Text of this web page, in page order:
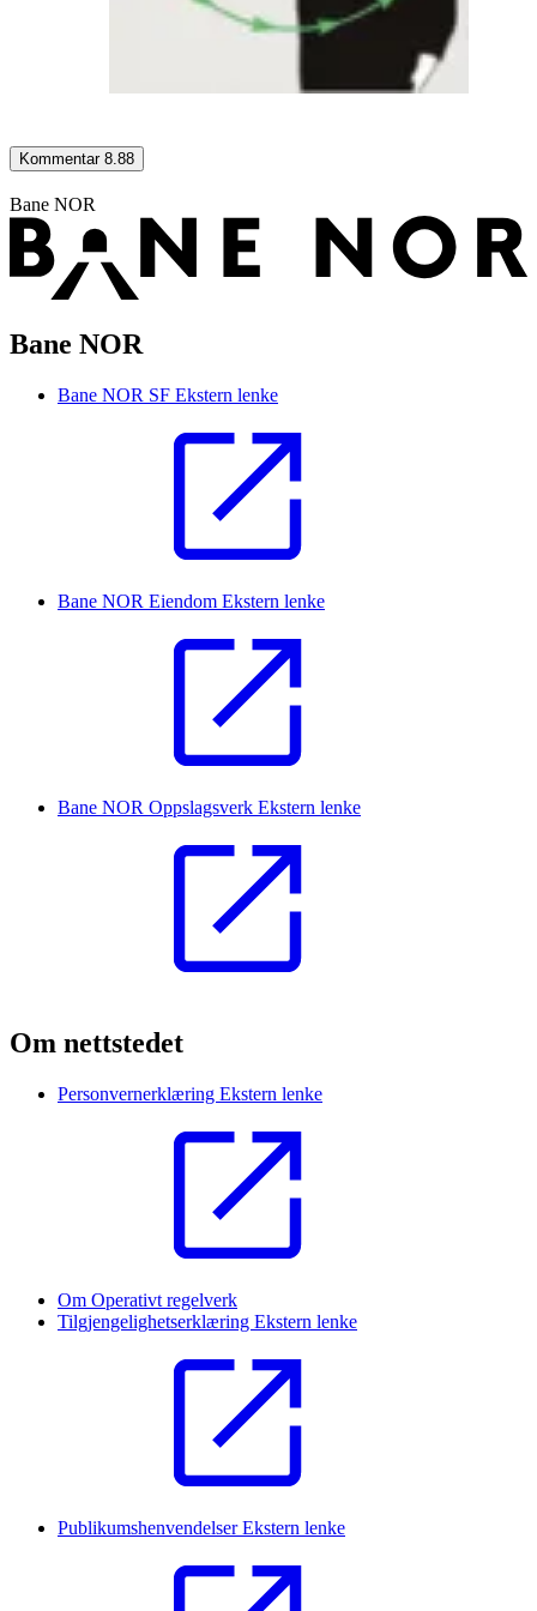
Kommentar 8.88
Bane NOR
Bane NOR
Bane NOR SF Ekstern lenke
Bane NOR Eiendom Ekstern lenke
Bane NOR Oppslagsverk Ekstern lenke
Om nettstedet
Personvernerklæring Ekstern lenke
Om Operativt regelverk
Tilgjengelighetserklæring Ekstern lenke
PublikumshenvendelserEkstern lenke